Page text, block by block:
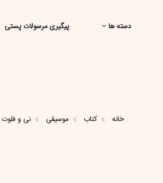
دسته ها پیگیری مرسولات پستی
خانه کتاب موسیقی نی و فلوت